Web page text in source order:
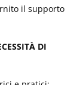
il supporto
DI